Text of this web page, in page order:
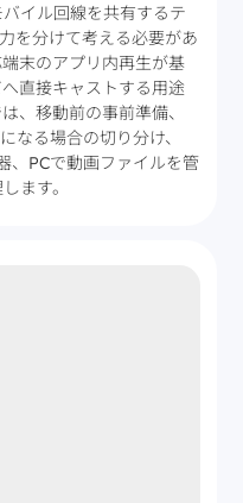
イル回線を共有するテ
を分けて考える必要があ
末のアプリ内再生が基
直接キャストする用途
、移動前の事前準備、
なる場合の切り分け、
、PCで動画ファイルを管
ます。